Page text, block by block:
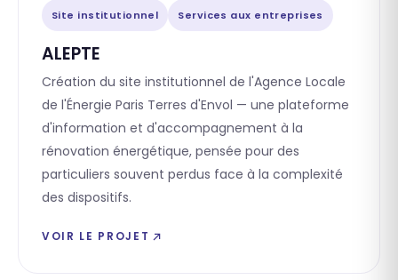
Site institutionnel Services aux entreprises
ALEPTE
Création du site institutionnel de l'Agence Locale
de l'Énergie Paris Terres d'Envol — une plateforme
d'information et d'accompagnement à la
rénovation énergétique, pensée pour des
particuliers souvent perdus face à la complexité
des dispositifs.
VOIR LE PROJET